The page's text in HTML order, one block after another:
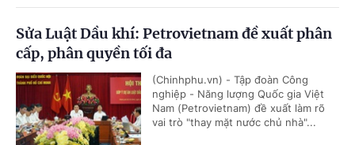
Sửa Luật Dầu khí: Petrovietnam đề xuất phân
cấp, phân quyền tối đa
(Chinhphu.vn) - Tập đoàn Công
nghiệp - Năng lượng Quốc gia Việt
Nam (Petrovietnam) đề xuất làm rõ
vai trò "thay mặt nước chủ nhà"...